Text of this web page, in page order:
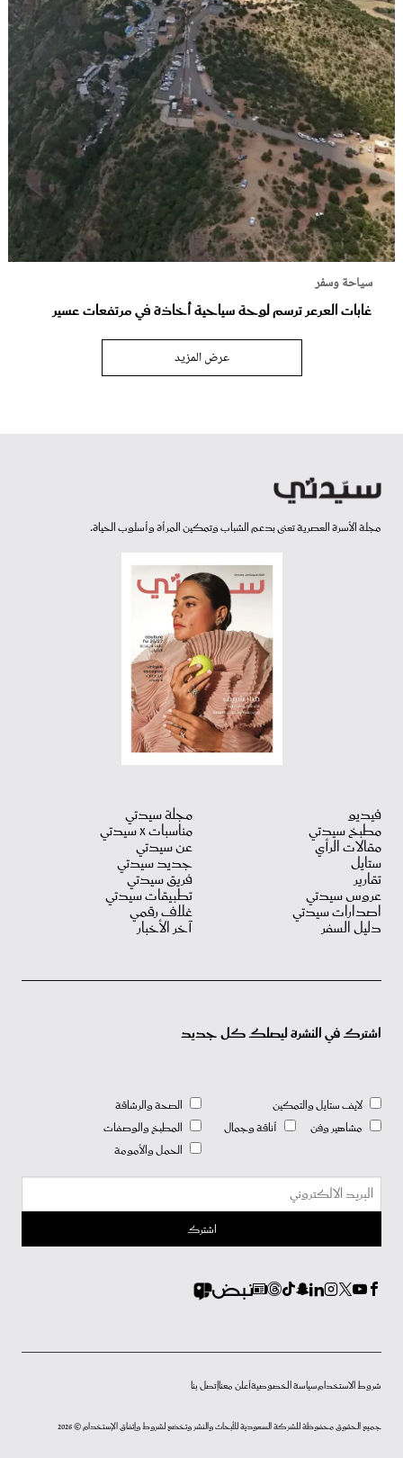
سياحة وسفر
غابات العرعر ترسم لوحة سياحية أخاذة في مرتفعات عسير
عرض المزيد
مجلة الأسرة العصرية تعنى بدعم الشباب وتمكين المرأة وأسلوب الحياة.
فيديو
مطبخ سيدتي
مقالات الرأي
ستايل
تقارير
عروس سيدتي
اصدارات سيدتي
دليل السفر
مجلة سيدتي
مناسبات X سيدتي
عن سيدتي
جديد سيدتي
فريق سيدتي
تطبيقات سيدتي
غلاف رقمي
آخر الأخبار
اشترك في النشرة ليصلك كل جديد
لايف ستايل والتمكين
مشاهير وفن
أناقة وجمال
الصحة والرشاقة
المطبخ والوصفات
الحمل والأمومة
شروط الاستخدامسياسة الخصوصيةأعلن معناإتصل بنا
جميع الحقوق محفوظة للشركة السعودية للأبحاث والنشر وتخضع لشروط وإتفاق الإستخدام © 2026